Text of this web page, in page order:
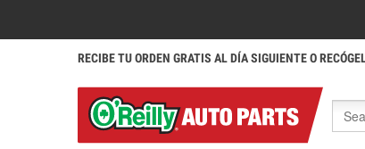
RECIBE TU ORDEN GRATIS AL DÍA SIGUIENTE O